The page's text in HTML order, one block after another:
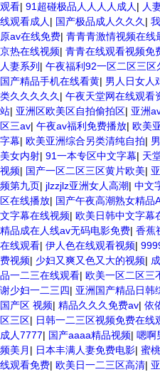
观看| 91超碰极品人人人人成人 | 人
线观看成人 | 国产极品成人久久久 |
原av在线免费| 青青青激情视频在线
京热在线视频| 青青在线观看视频免
人妻系列 | 午夜福利92一区二区三区
国产精品手机在线看黄| 男人日女人
类久久久久久 | 午夜天堂网在线观看
站| 亚洲区欧美区自拍偷拍区| 亚洲
区三av| 午夜av福利免费播放| 欧美
字幕| 欧美亚洲综合另类清纯自拍|
美女内射| 91一本专区中文字幕| 天
视频| 国产一区二区三区黄片欧美|
频第九页| jlzzjlz亚洲女人高潮| 中文
区在线播放| 国产午夜高潮熟女精品
文字幕在线视频| 欧美日韩中文字幕
精品成在人线av无码电影免费| 香蕉
在线观看| 伊人色在线观看视频|
费视频| 少妇又爽又色又大的视频|
品一二三在线观看| 欧美一区二区三
谢少妇一二三四| 亚洲国产精品日韩
国产区 视频| 精品久久久免费av| 依
区三区| 日韩一二三区视频免费在线
成人7777| 国产aaaa精品视频| 嗯啊
频美月 | 日本丰满人妻免费电影| 蜜
线观看免费| 欧美日一二三区高清|